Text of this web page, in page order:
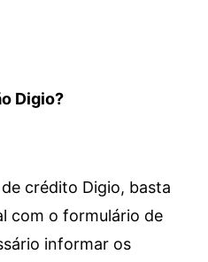
Digio?
crédito Digio, basta
com o formulário de
informar os